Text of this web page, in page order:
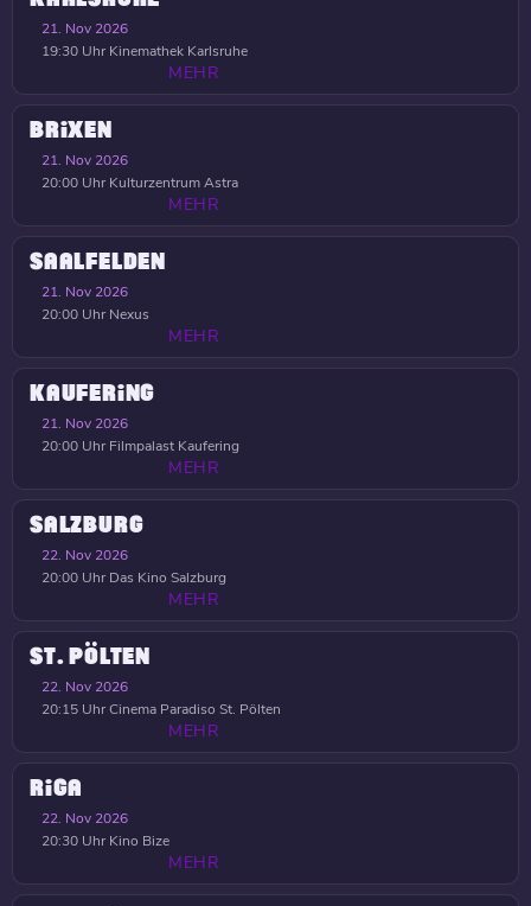
21. Nov 2026
19:30 Uhr Kinemathek Karlsruhe
MEHR
BRIXEN
21. Nov 2026
20:00 Uhr Kulturzentrum Astra
MEHR
SAALFELDEN
21. Nov 2026
20:00 Uhr Nexus
MEHR
KAUFERING
21. Nov 2026
20:00 Uhr Filmpalast Kaufering
MEHR
SALZBURG
22. Nov 2026
20:00 Uhr Das Kino Salzburg
MEHR
ST. PÖLTEN
22. Nov 2026
20:15 UhrCinema Paradiso St. Pölten
MEHR
RIGA
22. Nov 2026
20:30 Uhr Kino Bize
MEHR